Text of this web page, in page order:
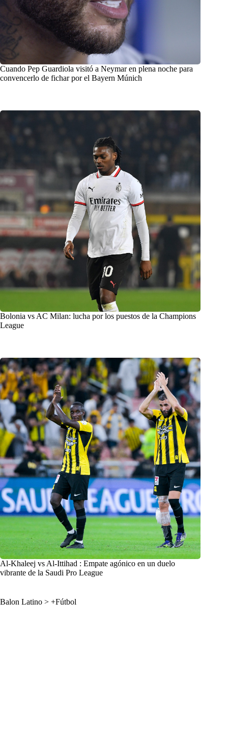
Cuando Pep Guardiola visitó a Neymar en plena noche para
convencerlo de fichar por el Bayern Múnich
Bolonia vs AC Milan: lucha por los puestos de la Champions
League
Al-Khaleej vs Al-Ittihad : Empate agónico en un duelo
vibrante de la Saudi Pro League
Balon Latino > +Fútbol